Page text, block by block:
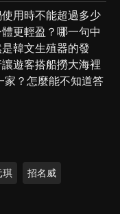
用時不能超過多少
更輕盈？哪一句中
韓文生殖器的發
遊客搭船撈大海裡
家？怎麼能不知道答
琪 招名威